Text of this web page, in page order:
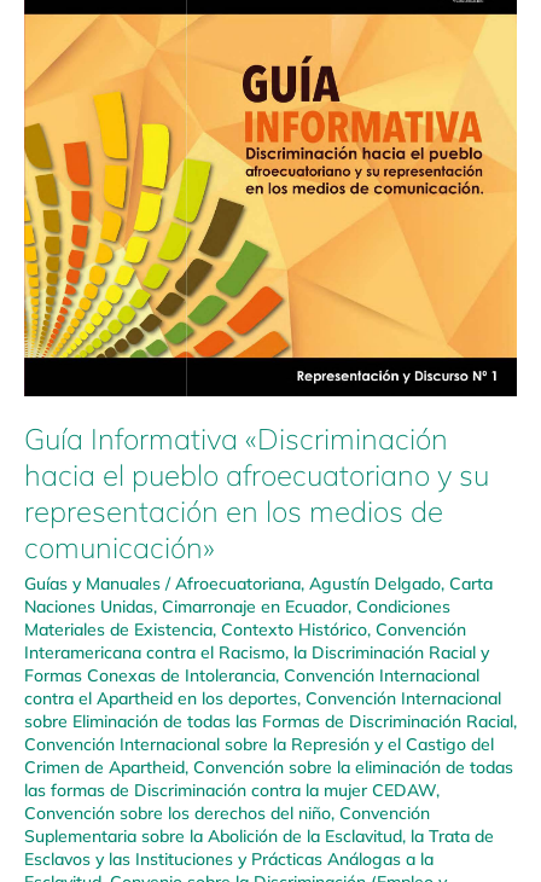
Guía Informativa «Discriminación
hacia el pueblo afroecuatoriano y su
representación en los medios de
comunicación»
Guías y Manuales /Afroecuatoriana, Agustín Delgado, Carta
Naciones Unidas, Cimarronaje en Ecuador, Condiciones
Materiales de Existencia, Contexto Histórico, Convención
Interamericana contra el Racismo, la Discriminación Racial y
Formas Conexas de Intolerancia, Convención Internacional
contra el Apartheid en los deportes, Convención Internacional
sobre Eliminación de todas las Formas de Discriminación Racial,
Convención Internacional sobre la Represión y el Castigo del
Crimen de Apartheid, Convención sobre la eliminación de todas
las formas de Discriminación contra la mujer CEDAW,
Convención sobre los derechos del niño, Convención
Suplementaria sobre la Abolición de la Esclavitud, la Trata de
Esclavos y las Instituciones y Prácticas Análogas a la
pueblo
afroecuatoriano
su
representación
en
los
medios
de
comunicación»